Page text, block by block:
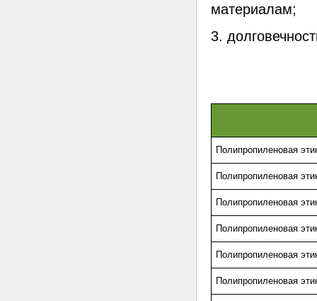
материалам;
3.
Полипропиленовая
Полипропиленовая
Полипропиленовая
Полипропиленовая
Полипропиленовая
Полипропиленовая